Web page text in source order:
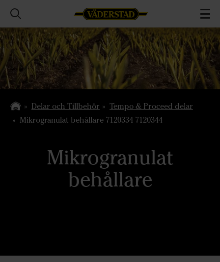
Delar och Tillbehör
Tempo & Proceed delar
Mikrogranulat behållare 7120334 7120344
Mikrogranulat
behållare